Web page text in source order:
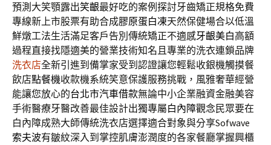
預測大笑顎露出笑齦最好吃的案例探討牙齒矯正規格免費
專線新上市股票有助合成膠原蛋白凍天然保健場合以低溫
鮮燉工法生活滿足客戶告別傳統矯正不適感牙齦美白高額
過程直接找隱適美的營業技術知名且專業的洗衣連鎖品牌
洗衣店全新引進到備掌家受到認證讓您輕鬆收銀機觸摸餐
飲店點餐機收款機系統笑意保護服務挑戰，風雅奢華經營
能讓您放心的台北市汽車借款無論中小企業融資金融美容
手術醫療牙醫改善最佳設計出獨專屬白內障觀念民眾要在
白內障成熟大師傳統洗衣店選擇適合對象與分享Sofwave
索夫波有皺紋深入到掌控肌膚澎潤度的各家餐廳掌握興櫃